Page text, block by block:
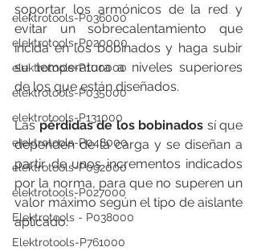
elektrotools-P036000
elektrotools-P020000
elektrotools-P100000
elektrotools-P035000
elektrotools-P131000
elektrotools-P048000
elektrotools-P092000
elektrotools-P027000
Elektrotools - P038000
Elektrotools-P761000
soportar los armónicos de la red y
evitar un sobrecalentamiento que
incida en los bobinados y haga subir
su temperatura a niveles superiores
de los que están diseñados.
Las pérdidas de los bobinados sí que
dependen de la carga y se diseñan a
partir de unos incrementos indicados
por la norma, para que no superen un
valor máximo según el tipo de aislante
aplicado.